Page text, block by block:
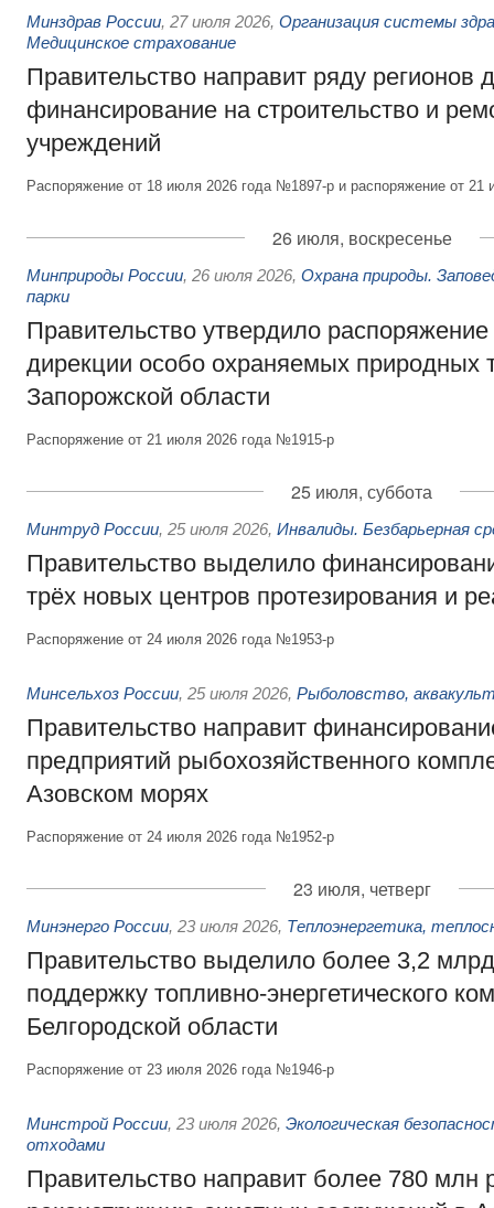
Минздрав России, 27 июля 2026, Организация системы
Медицинское страхование
Правительство направит ряду регионов
финансирование на строительство и
учреждений
Распоряжение от 18 июля 2026 года №1897-р и распоряжение от
26 июля, воскресенье
Минприроды России, 26 июля 2026, Охрана природы.
парки
Правительство утвердило
дирекции особо охраняемых природных
Запорожской области
Распоряжение от 21 июля 2026 года №1915-р
25 июля, суббота
Минтруд России, 25 июля 2026, Инвалиды. Безбарьерная
Правительство выделило
трёх новых центров протезирования и
Распоряжение от 24 июля 2026 года №1953-р
Минсельхоз России, 25 июля 2026, Рыболовство,
Правительство направит
предприятий рыбохозяйственного
Азовском морях
Распоряжение от 24 июля 2026 года №1952-р
23 июля, четверг
Минэнерго России, 23 июля 2026, Теплоэнергетика,
Правительство выделило более 3,2
поддержку топливно-энергетического
Белгородской области
Распоряжение от 23 июля 2026 года №1946-р
Минстрой России, 23 июля 2026, Экологическая
отходами
Правительство направит более 780 млн